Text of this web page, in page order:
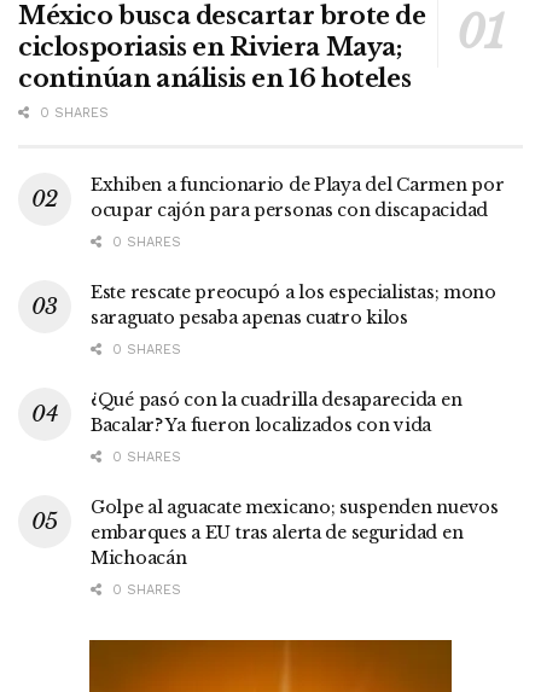
México busca descartar brote de
ciclosporiasis en Riviera Maya;
continúan análisis en 16 hoteles
0 SHARES
Exhiben a funcionario de Playa del Carmen por
ocupar cajón para personas con discapacidad
0 SHARES
Este rescate preocupó a los especialistas; mono
saraguato pesaba apenas cuatro kilos
0 SHARES
¿Qué pasó con la cuadrilla desaparecida en
Bacalar? Ya fueron localizados con vida
0 SHARES
Golpe al aguacate mexicano; suspenden nuevos
embarques a EU tras alerta de seguridad en
Michoacán
0 SHARES